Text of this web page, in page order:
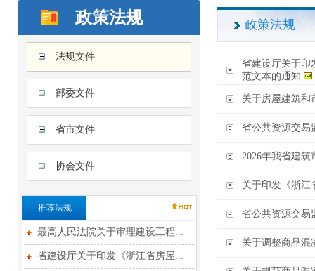
政策法规
法规文件
部委文件
省市文件
协会文件
推荐法规
最高人民法院关于审理建设工程...
省建设厅关于印发《浙江省房屋...
政策法规
省建设厅关于印
范文本的通知
关于房屋建筑和
省公共资源交易
2026年我省建
关于印发《浙江
省公共资源交易
关于调整商品混